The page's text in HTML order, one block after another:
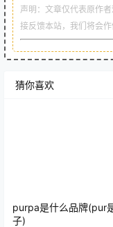
声明：文章仅代表原作
接反馈本站，我们将会作
猜你喜欢
purpa是什么品牌(pur
子)